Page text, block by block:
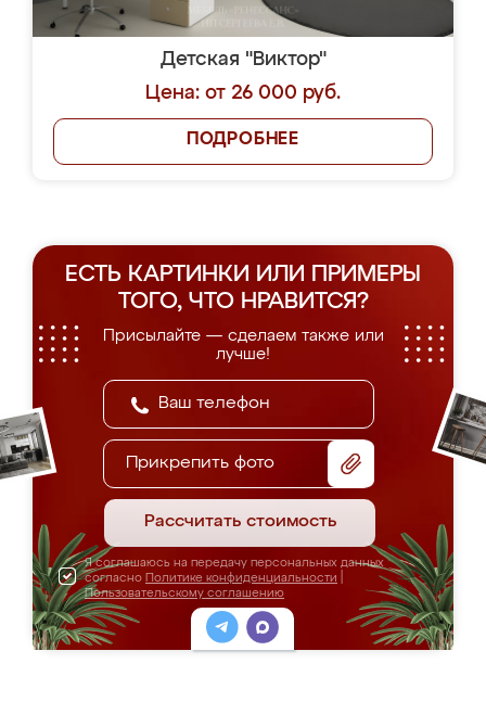
Детская "Виктор"
Цена: от 26 000 руб.
ПОДРОБНЕЕ
ЕСТЬ КАРТИНКИ ИЛИ ПРИМЕРЫ
ТОГО, ЧТО НРАВИТСЯ?
Присылайте — сделаем также или
лучше!
Прикрепить фото
Рассчитать стоимость
Я соглашаюсь на передачу персональных данных
согласно Политике конфиденциальности
Пользовательскому соглашению